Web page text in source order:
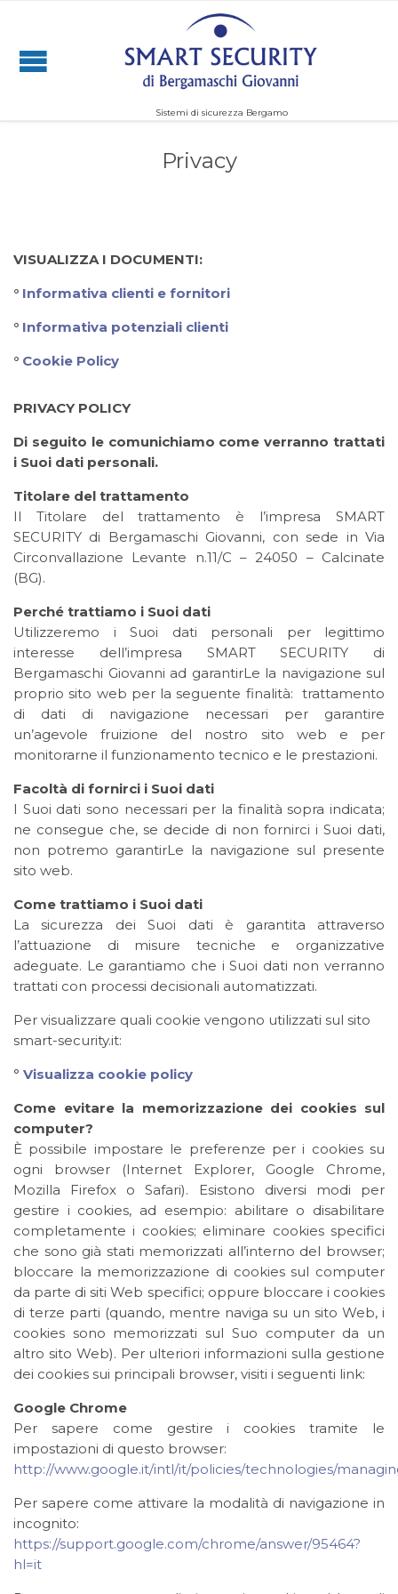
Sistemi di sicurezza Bergamo
Privacy
VISUALIZZA I DOCUMENTI:
° Informativa clienti e fornitori
° Informativa potenziali clienti
° Cookie Policy
PRIVACY POLICY
Di seguito le comunichiamo come verranno trattati
i Suoi dati personali.
Titolare del trattamento
Il Titolare del trattamento è l’impresa SMART
SECURITY di Bergamaschi Giovanni, con sede in Via
Circonvallazione Levante n.11/C – 24050 – Calcinate
(BG).
Perché trattiamo i Suoi dati
Utilizzeremo i Suoi dati personali per legittimo
interesse dell’impresa SMART SECURITY di
Bergamaschi Giovanni ad garantirLe la navigazione sul
proprio sito web per la seguente finalità: trattamento
di dati di navigazione necessari per garantire
un’agevole fruizione del nostro sito web e per
monitorarne il funzionamento tecnico e le prestazioni.
Facoltà di fornirci i Suoi dati
I Suoi dati sono necessari per la finalità sopra indicata;
ne consegue che, se decide di non fornirci i Suoi dati,
non potremo garantirLe la navigazione sul presente
sito web.
Come trattiamo i Suoi dati
La sicurezza dei Suoi dati è garantita attraverso
l’attuazione di misure tecniche e organizzative
adeguate. Le garantiamo che i Suoi dati non verranno
trattati con processi decisionali automatizzati.
Per visualizzare quali cookie vengono utilizzati sul sito
smart-security.it:
° Visualizza cookie policy
Come evitare la memorizzazione dei cookies sul
computer?
È possibile impostare le preferenze per i cookies su
ogni browser (Internet Explorer, Google Chrome,
Mozilla Firefox o Safari). Esistono diversi modi per
gestire i cookies, ad esempio: abilitare o disabilitare
completamente i cookies; eliminare cookies specifici
che sono già stati memorizzati all’interno del browser;
bloccare la memorizzazione di cookies sul computer
da parte di siti Web specifici; oppure bloccare i cookies
di terze parti (quando, mentre naviga su un sito Web, i
cookies sono memorizzati sul Suo computer da un
altro sito Web). Per ulteriori informazioni sulla gestione
dei cookies sui principali browser, visiti i seguenti link:
Google Chrome
Per sapere come gestire i cookies tramite le
impostazioni di questo browser:
http://www.google.it/intl/it/policies/technologies/
Per sapere come attivare la modalità di navigazione in
incognito:
https://support.google.com/chrome/answer/95464?
hl=it